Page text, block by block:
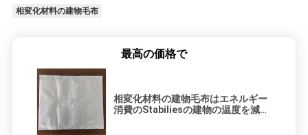
相変化材料の建物毛布
最高の価格で
相変化材料の建物毛布はエネルギー
消費のStabiliesの建物の温度を減ら